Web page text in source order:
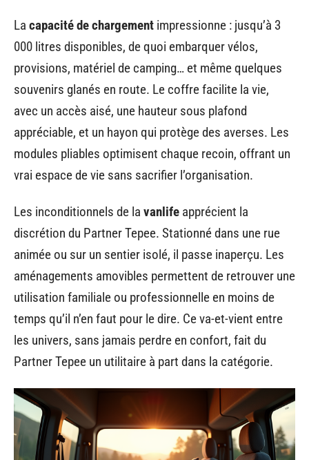
La capacité de chargement impressionne : jusqu’à 3
000 litres disponibles, de quoi embarquer vélos,
provisions, matériel de camping… et même quelques
souvenirs glanés en route. Le coffre facilite la vie,
avec un accès aisé, une hauteur sous plafond
appréciable, et un hayon qui protège des averses. Les
modules pliables optimisent chaque recoin, offrant un
vrai espace de vie sans sacrifier l’organisation.
Les inconditionnels de la vanlife apprécient la
discrétion du Partner Tepee. Stationné dans une rue
animée ou sur un sentier isolé, il passe inaperçu. Les
aménagements amovibles permettent de retrouver une
utilisation familiale ou professionnelle en moins de
temps qu’il n’en faut pour le dire. Ce va-et-vient entre
les univers, sans jamais perdre en confort, fait du
Partner Tepee un utilitaire à part dans la catégorie.